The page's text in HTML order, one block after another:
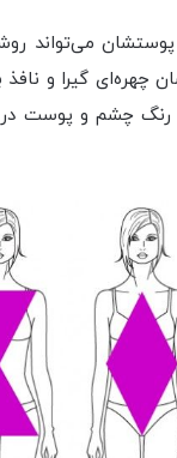
می‌تواند
گیرا و نافذ
رنگ چشم و پوست